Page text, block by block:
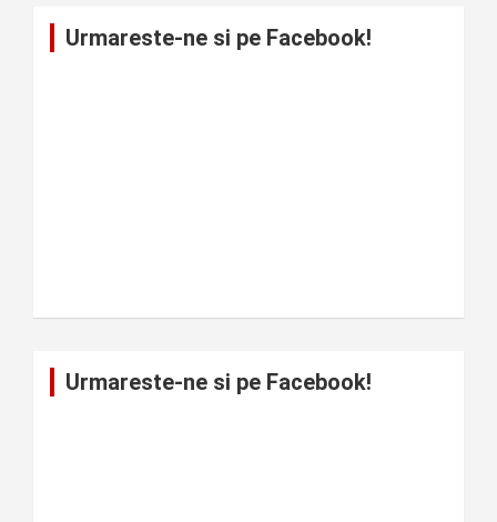
Urmareste-ne si pe Facebook!
Urmareste-ne si pe Facebook!